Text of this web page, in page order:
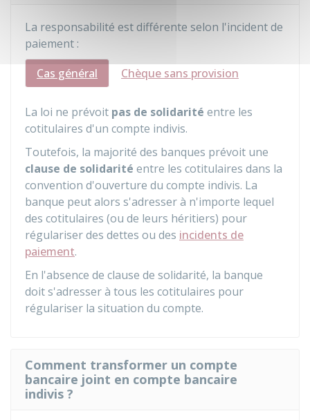
La responsabilité est différente selon l'incident de
paiement :
Cas général
Chèque sans provision
La loi ne prévoit pas de solidarité entre les
cotitulaires d'un compte indivis.
Toutefois, la majorité des banques prévoit une
clause de solidarité entre les cotitulaires dans la
convention d'ouverture du compte indivis. La
banque peut alors s'adresser à n'importe lequel
des cotitulaires (ou de leurs héritiers) pour
régulariser des dettes ou des incidents de
paiement.
En l'absence de clause de solidarité, la banque
doit s'adresser à tous les cotitulaires pour
régulariser la situation du compte.
Comment transformer un compte
bancaire joint en compte bancaire
indivis ?